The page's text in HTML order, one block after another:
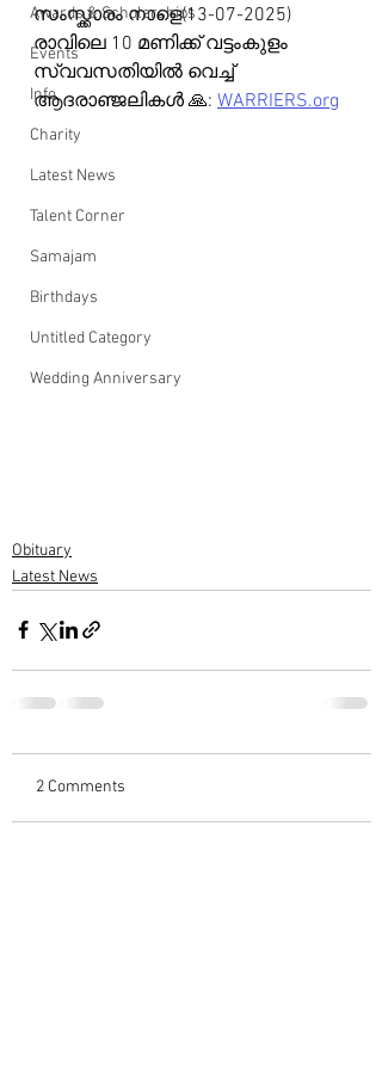
Awards & Scholarships
Events
Info
Charity
Latest News
Talent Corner
Samajam
Birthdays
Untitled Category
Wedding Anniversary
സംസ്ക്കാരം നാളെ(13-07-2025)
രാവിലെ 10 മണിക്ക് വട്ടംകുളം
സ്വവസതിയിൽ വെച്ച്
ആദരാഞ്ജലികൾ 🙏: WARRIERS.org
Obituary
Latest News
2 Comments